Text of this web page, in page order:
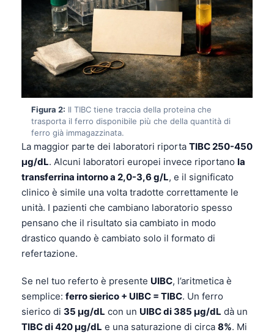
Figura 2: Il TIBC tiene traccia della proteina che
trasporta il ferro disponibile più che della quantità di
ferro già immagazzinata.
La maggior parte dei laboratori riporta TIBC 250-450
µg/dL. Alcuni laboratori europei invece riportano la
transferrina intorno a 2,0-3,6 g/L, e il significato
clinico è simile una volta tradotte correttamente le
unità. I pazienti che cambiano laboratorio spesso
pensano che il risultato sia cambiato in modo
drastico quando è cambiato solo il formato di
refertazione.
Se nel tuo referto è presente UIBC, l’aritmetica è
semplice: ferro sierico + UIBC = TIBC. Un ferro
sierico di 35 µg/dL con un UIBC di 385 µg/dL dà un
TIBC di 420 µg/dL e una saturazione di circa 8%. Mi